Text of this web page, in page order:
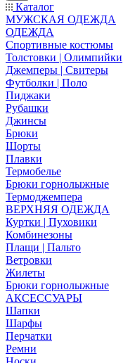
Каталог
МУЖСКАЯ ОДЕЖДА
ОДЕЖДА
Спортивные костюмы
Толстовки | Олимпийки
Джемперы | Свитеры
Футболки | Поло
Пиджаки
Рубашки
Джинсы
Брюки
Шорты
Плавки
Термобелье
Брюки горнолыжные
Термоджемпера
ВЕРХНЯЯ ОДЕЖДА
Куртки | Пуховики
Комбинезоны
Плащи | Пальто
Ветровки
Жилеты
Брюки горнолыжные
АКСЕССУАРЫ
Шапки
Шарфы
Перчатки
Ремни